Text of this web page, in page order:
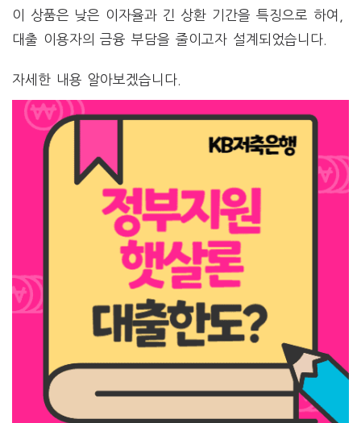
이 상품은 낮은 이자율과 긴 상환 기간을 특징으로 하여,
대출 이용자의 금융 부담을 줄이고자 설계되었습니다.
자세한 내용 알아보겠습니다.